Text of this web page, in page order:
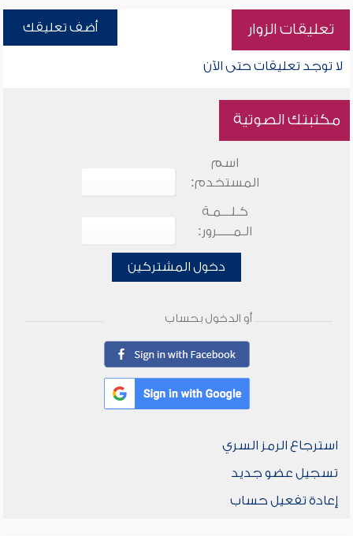
تعليقات الزوار أضف تعليقك
لا توجد تعليقات حتى الآن
مكتبتك الصوتية
اسم
المستخدم:
كـلـــمـة
الـمـــــرور:
دخول المشتركين
أو الدخول بحساب
استرجاع الرمز السري
تسجيل عضو جديد
إعادة تفعيل حساب